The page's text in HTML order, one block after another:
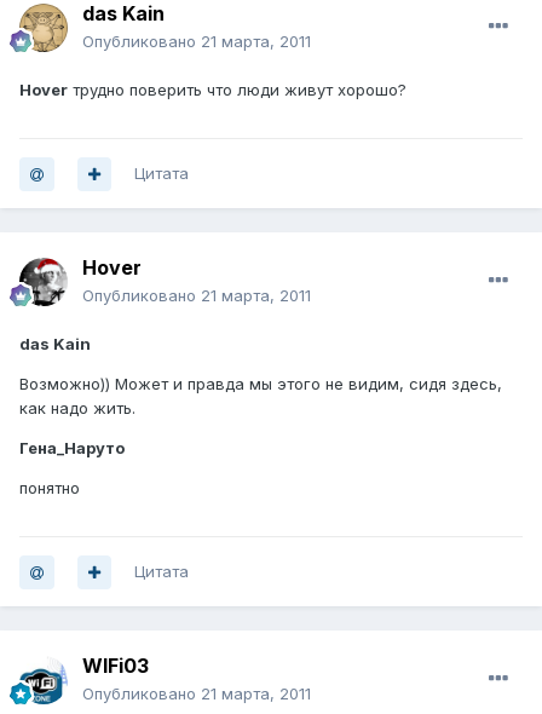
das Kain
Опубликовано 21 марта, 2011
Hover трудно поверить что люди живут хорошо?
Цитата
Hover
Опубликовано 21 марта, 2011
das Kain
Возможно)) Может и правда мы этого не видим, сидя здесь,
как надо жить.
Гена_Наруто
понятно
Цитата
WIFi03
Опубликовано 21 марта, 2011